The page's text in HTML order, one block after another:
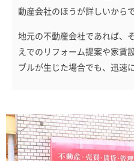
動産会社のほうが詳しいからで
地元の不動産会社であれば、
えでのリフォーム提案や家賃
ブルが生じた場合でも、迅速